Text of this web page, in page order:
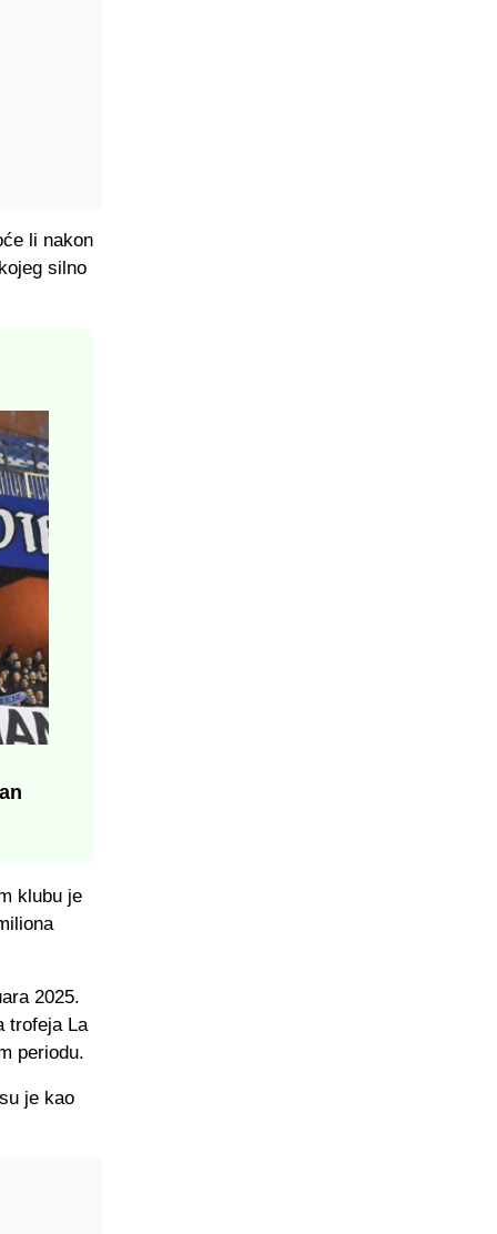
li nakon
silno
klubu je
2025.
trofeja La
periodu.
je kao